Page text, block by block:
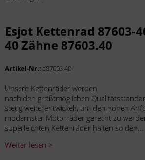
Esjot Kettenrad 87603-
40 Zähne 87603.40
Artikel-Nr.: a87603.40
Unsere Kettenräder werden
nach den größtmöglichen
stetig weiterentwickelt, um den hohen
modernster Motorräder gerecht zu
superleichten Kettenräder halten so den...
Weiter lesen >